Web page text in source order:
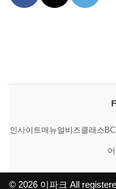
인사이트매뉴얼 비즈클래스
© 2026 이파크 All